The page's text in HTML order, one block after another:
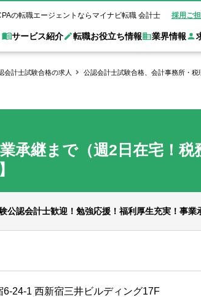
の転職エージェントならマイナビ転職 会計士 採用ご
サービス紹介
キャリアアドバイザーのご紹介
転職お役立ち情報
USCPAの転職
転職活
会計士
業界情報
会計士が活躍できる転職先
）
ム
会計士試験合格の求人 公認会計士試験合格、会計事務所・
承継まで（週2日在宅！税
公認会計士歓迎！勉強応援！福利厚生充実！事業
24-1 西新宿三井ビルディング17F